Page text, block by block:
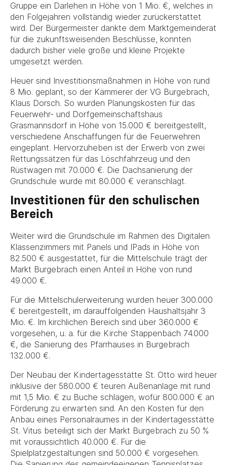
Gruppe ein Darlehen in Höhe von 1 Mio. €, welches in
den Folgejahren vollständig wieder zurückerstattet
wird. Der Bürgermeister dankte dem Marktgemeinderat
für die zukunftsweisenden Beschlüsse, konnten
dadurch bisher viele große und kleine Projekte
umgesetzt werden.
Heuer sind Investitionsmaßnahmen in Höhe von rund
8 Mio. geplant, so der Kämmerer der VG Burgebrach,
Klaus Dorsch. So wurden Planungskosten für das
Feuerwehr- und Dorfgemeinschaftshaus
Grasmannsdorf in Höhe von 15.000 € bereitgestellt,
verschiedene Anschaffungen für die Feuerwehren
eingeplant. Hervorzuheben ist der Erwerb von zwei
Rettungssätzen für das Löschfahrzeug und den
Rüstwagen mit 70.000 €. Die Dachsanierung der
Grundschule wurde mit 80.000 € veranschlagt.
Investitionen für den schulischen
Bereich
Weiter wird die Grundschule im Rahmen des Digitalen
Klassenzimmers mit Panels und IPads in Höhe von
82.500 € ausgestattet, für die Mittelschule trägt der
Markt Burgebrach einen Anteil in Höhe von rund
49.000 €.
Für die Mittelschulerweiterung wurden heuer 300.000
€ bereitgestellt, im darauffolgenden Haushaltsjahr 3
Mio. €. Im kirchlichen Bereich sind über 360.000 €
vorgesehen, u. a. für die Kirche Stappenbach 74.000
€, die Sanierung des Pfarrhauses in Burgebrach
132.000 €.
Der Neubau der Kindertagesstätte St. Otto wird heuer
inklusive der 580.000 € teuren Außenanlage mit rund
mit 1,5 Mio. € zu Buche schlagen, wofür 800.000 € an
Förderung zu erwarten sind. An den Kosten für den
Anbau eines Personalraumes in der Kindertagesstätte
St. Vitus beteiligt sich der Markt Burgebrach zu 50 %
mit voraussichtlich 40.000 €. Für die
Spielplatzgestaltungen sind 50.000 € vorgesehen.